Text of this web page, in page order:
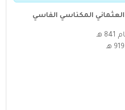
المكناسي الفاسي